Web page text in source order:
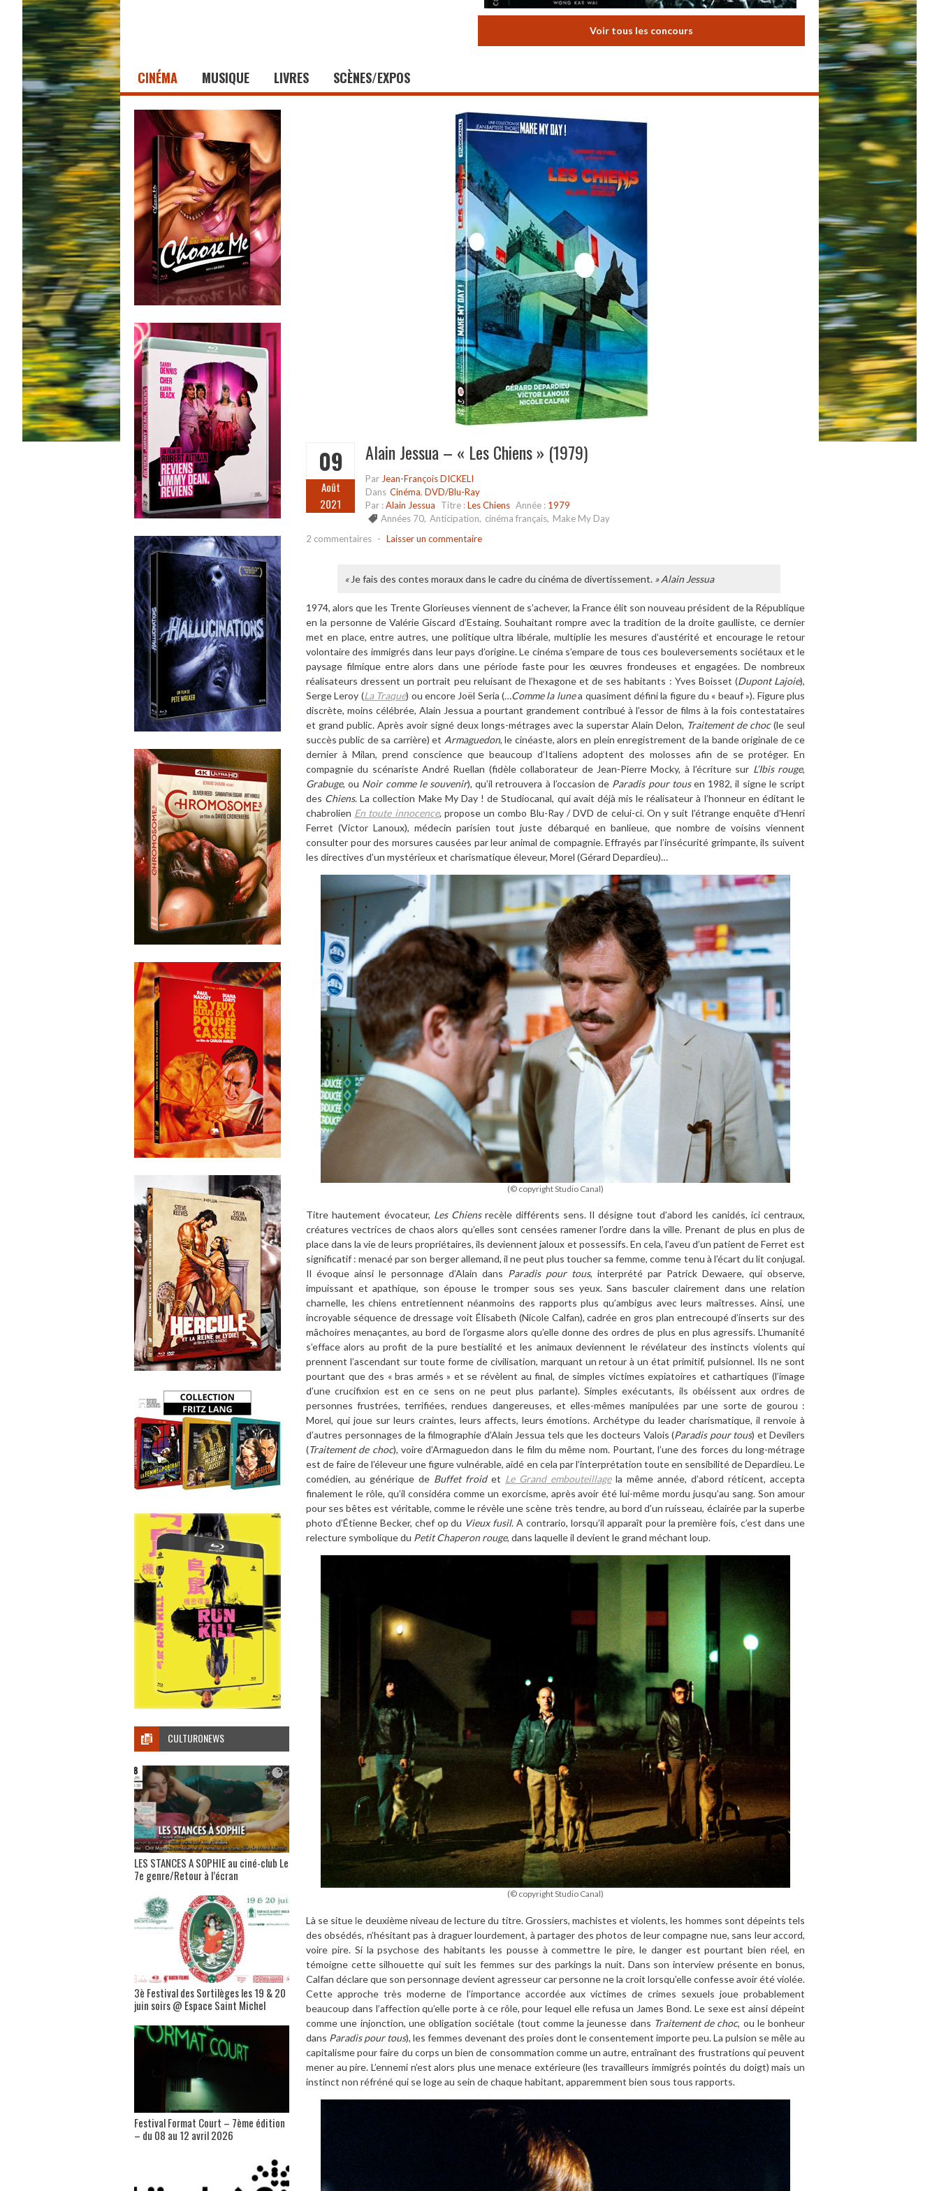
Voir tous les concours
CINÉMA MUSIQUE LIVRES SCÈNES/EXPOS
09
Août
2021
Alain Jessua – « Les Chiens » (1979)
Par Jean-François DICKELI
Dans Cinéma, DVD/Blu-Ray
Par :Alain Jessua Titre :Les Chiens Année : 1979
Années 70, Anticipation, cinéma français, Make My Day
2 commentaires - Laisser un commentaire
« Je fais des contes moraux dans le cadre du cinéma de divertissement. » Alain Jessua
1974, alors que les Trente Glorieuses viennent de s’achever, la France élit son nouveau président de la République
en la personne de Valérie Giscard d’Estaing. Souhaitant rompre avec la tradition de la droite gaulliste, ce dernier
met en place, entre autres, une politique ultra libérale, multiplie les mesures d’austérité et encourage le retour
volontaire des immigrés dans leur pays d’origine. Le cinéma s’empare de tous ces bouleversements sociétaux et le
paysage filmique entre alors dans une période faste pour les œuvres frondeuses et engagées. De nombreux
réalisateurs dressent un portrait peu reluisant de l’hexagone et de ses habitants : Yves Boisset (Dupont Lajoie),
Serge Leroy (La Traque) ou encore Joël Seria (…Comme la lunea quasiment défini la figure du « beauf »). Figure plus
discrète, moins célébrée, Alain Jessua a pourtant grandement contribué à l’essor de films à la fois contestataires
et grand public. Après avoir signé deux longs-métrages avec la superstar Alain Delon, Traitement de choc(le seul
succès public de sa carrière) et Armaguedon, le cinéaste, alors en plein enregistrement de la bande originale de ce
dernier à Milan, prend conscience que beaucoup d’Italiens adoptent des molosses afin de se protéger. En
compagnie du scénariste André Ruellan (fidèle collaborateur de Jean-Pierre Mocky, à l’écriture sur L’Ibis rouge,
Grabuge, ou Noir comme le souvenir), qu’il retrouvera à l’occasion de Paradis pour tousen 1982, il signe le script
des Chiens. La collection Make My Day ! de Studiocanal, qui avait déjà mis le réalisateur à l’honneur en éditant le
chabrolien En toute innocence, propose un combo Blu-Ray / DVD de celui-ci. On y suit l’étrange enquête d’Henri
Ferret (Victor Lanoux), médecin parisien tout juste débarqué en banlieue, que nombre de voisins viennent
consulter pour des morsures causées par leur animal de compagnie. Effrayés par l’insécurité grimpante, ils suivent
les directives d’un mystérieux et charismatique éleveur, Morel (Gérard Depardieu)…
(© copyright Studio Canal)
Titre hautement évocateur, Les Chiensrecèle différents sens. Il désigne tout d’abord les canidés, ici centraux,
créatures vectrices de chaos alors qu’elles sont censées ramener l’ordre dans la ville. Prenant de plus en plus de
place dans la vie de leurs propriétaires, ils deviennent jaloux et possessifs. En cela, l’aveu d’un patient de Ferret est
significatif : menacé par son berger allemand, il ne peut plus toucher sa femme, comme tenu à l’écart du lit conjugal.
Il évoque ainsi le personnage d’Alain dans Paradis pour tous, interprété par Patrick Dewaere, qui observe,
impuissant et apathique, son épouse le tromper sous ses yeux. Sans basculer clairement dans une relation
charnelle, les chiens entretiennent néanmoins des rapports plus qu’ambigus avec leurs maîtresses. Ainsi, une
incroyable séquence de dressage voit Élisabeth (Nicole Calfan), cadrée en gros plan entrecoupé d’inserts sur des
mâchoires menaçantes, au bord de l’orgasme alors qu’elle donne des ordres de plus en plus agressifs. L’humanité
s’efface alors au profit de la pure bestialité et les animaux deviennent le révélateur des instincts violents qui
prennent l’ascendant sur toute forme de civilisation, marquant un retour à un état primitif, pulsionnel. Ils ne sont
pourtant que des « bras armés » et se révèlent au final, de simples victimes expiatoires et cathartiques (l’image
d’une crucifixion est en ce sens on ne peut plus parlante). Simples exécutants, ils obéissent aux ordres de
personnes frustrées, terrifiées, rendues dangereuses, et elles-mêmes manipulées par une sorte de gourou :
Morel, qui joue sur leurs craintes, leurs affects, leurs émotions. Archétype du leader charismatique, il renvoie à
d’autres personnages de la filmographie d’Alain Jessua tels que les docteurs Valois (Paradis pour tous) et Devilers
(Traitement de choc), voire d’Armaguedon dans le film du même nom. Pourtant, l’une des forces du long-métrage
est de faire de l’éleveur une figure vulnérable, aidé en cela par l’interprétation toute en sensibilité de Depardieu. Le
comédien, au générique de Buffet froidet Le Grand embouteillagela même année, d’abord réticent, accepta
finalement le rôle, qu’il considéra comme un exorcisme, après avoir été lui-même mordu jusqu’au sang. Son amour
pour ses bêtes est véritable, comme le révèle une scène très tendre, au bord d’un ruisseau, éclairée par la superbe
photo d’Étienne Becker, chef op du Vieux fusil. A contrario, lorsqu’il apparaît pour la première fois, c’est dans une
relecture symbolique du Petit Chaperon rouge, dans laquelle il devient le grand méchant loup.
(© copyright Studio Canal)
Là se situe le deuxième niveau de lecture du titre. Grossiers, machistes et violents, les hommes sont dépeints tels
des obsédés, n’hésitant pas à draguer lourdement, à partager des photos de leur compagne nue, sans leur accord,
voire pire. Si la psychose des habitants les pousse à commettre le pire, le danger est pourtant bien réel, en
témoigne cette silhouette qui suit les femmes sur des parkings la nuit. Dans son interview présente en bonus,
Calfan déclare que son personnage devient agresseur car personne ne la croit lorsqu’elle confesse avoir été violée.
Cette approche très moderne de l’importance accordée aux victimes de crimes sexuels joue probablement
beaucoup dans l’affection qu’elle porte à ce rôle, pour lequel elle refusa un James Bond. Le sexe est ainsi dépeint
comme une injonction, une obligation sociétale (tout comme la jeunesse dans Traitement de choc, ou le bonheur
dans Paradis pour tous), les femmes devenant des proies dont le consentement importe peu. La pulsion se mêle au
capitalisme pour faire du corps un bien de consommation comme un autre, entraînant des frustrations qui peuvent
mener au pire. L’ennemi n’est alors plus une menace extérieure (les travailleurs immigrés pointés du doigt) mais un
instinct non réfréné qui se loge au sein de chaque habitant, apparemment bien sous tous rapports.
CULTURONEWS
LES STANCES A SOPHIE au ciné-club Le
7e genre/Retour à l’écran
3è Festival des Sortilèges les 19 & 20
juin soirs @ Espace Saint Michel
Festival Format Court – 7ème édition
– du 08 au 12 avril 2026